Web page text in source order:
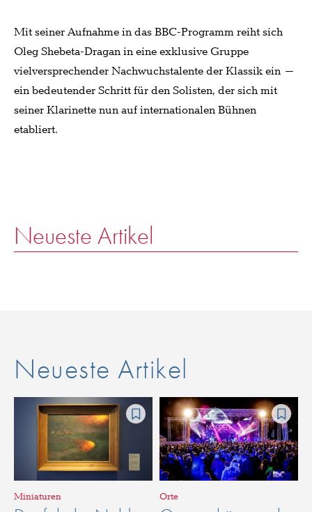
Mit seiner Aufnahme in das BBC-Programm reiht sich
Oleg Shebeta-Dragan in eine exklusive Gruppe
vielversprechender Nachwuchstalente der Klassik ein –
ein bedeutender Schritt für den Solisten, der sich mit
seiner Klarinette nun auf internationalen Bühnen
etabliert.
Neueste Artikel
Neueste Artikel
Miniaturen Orte